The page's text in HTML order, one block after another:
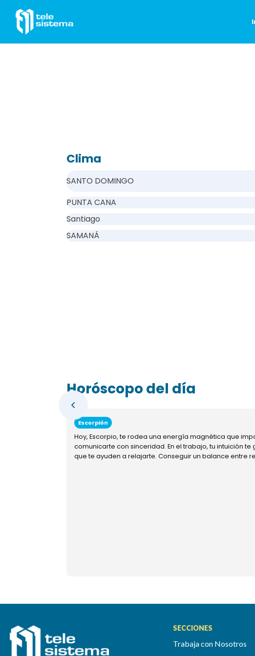
Clima
SANTO DOMINGO
PUNTA CANA
Santiago
SAMANÁ
Horóscopo del día
Escorpión
Hoy, Escorpio, te rodea una energía magnética que
comunicarte con sinceridad. En el trabajo, tu intuición
que te ayuden a relajarte. Conseguir un balance entre
SECCIONES
Trabaja con Nosotros